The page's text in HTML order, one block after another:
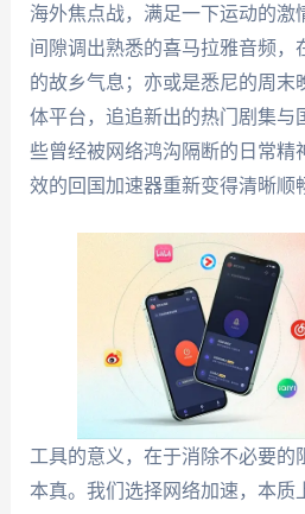
海外焦点战，满足一下运动的激
间隙调出熟悉的喜马拉雅音频，
的故乡气息；亦或是悉尼的周末
体平台，追追新出的热门剧集
些曾经被网络鸿沟隔断的日常精
效的回国加速器重新变得清晰顺
工具的意义，在于消除不必要的
本真。我们选择网络加速，本质